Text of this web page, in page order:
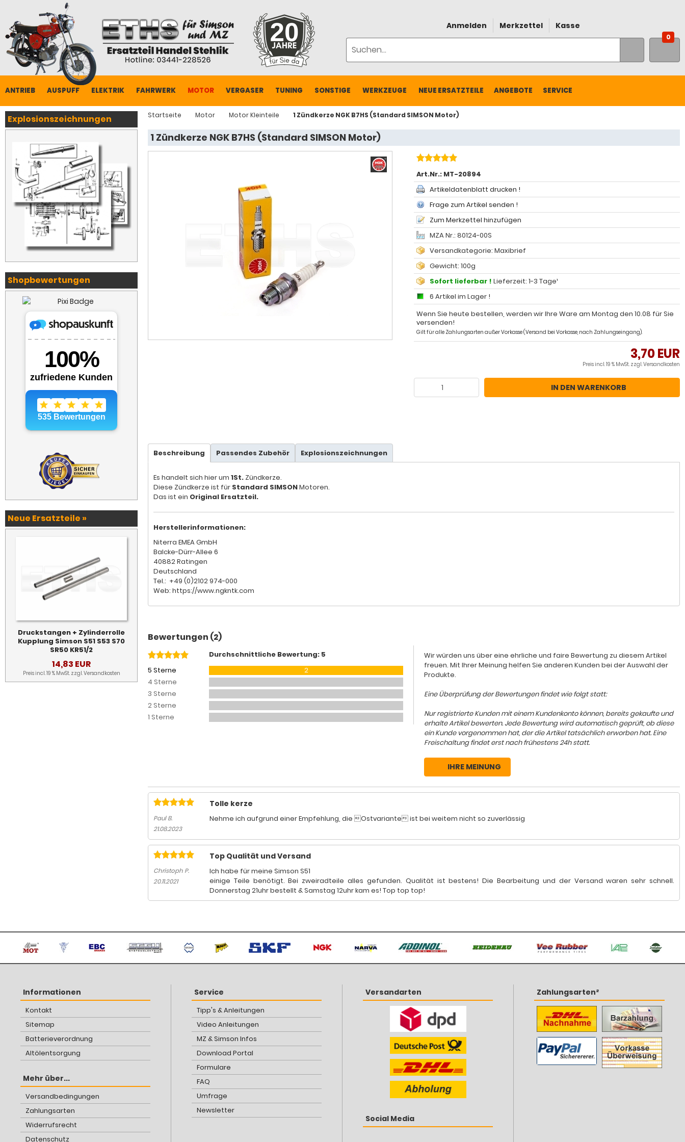
Anmelden Merkzettel Kasse
0
ANTRIEB AUSPUFF ELEKTRIK FAHRWERK MOTOR VERGASER TUNING SONSTIGE WERKZEUGE NEUE ERSATZTEILE ANGEBOTE SERVICE
Startseite Motor Motor Kleinteile 1 Zündkerze NGK B7HS (Standard SIMSON Motor)
1 Zündkerze NGK B7HS (Standard SIMSON Motor)
Art.Nr.: MT-20894
Artikeldatenblatt drucken !
Frage zum Artikel senden !
Zum Merkzettel hinzufügen
MZA Nr.: 80124-00S
Versandkategorie: Maxibrief
Gewicht: 100g
Sofort lieferbar ! Lieferzeit: 1-3 Tage¹
6 Artikel im Lager !
Wenn Sie heute bestellen, werden wir Ihre Ware am Montag den 10.08 für Sie
versenden!
Gilt für alle Zahlungsarten außer Vorkasse (Versand bei Vorkasse, nach Zahlungseingang).
3,70 EUR
Preis incl. 19 % MwSt. zzgl.Versandkosten
IN DEN WARENKORB
Beschreibung Passendes Zubehör Explosionszeichnungen
Es handelt sich hier um 1St. Zündkerze.
Diese Zündkerze ist für Standard SIMSONMotoren.
Das ist ein Original Ersatzteil.
Herstellerinformationen:
Niterra EMEA GmbH
Balcke-Dürr-Allee 6
40882 Ratingen
Deutschland
Tel.: +49 (0)2102 974-000
Web: https://www.ngkntk.com
Bewertungen (2)
Durchschnittliche Bewertung: 5
5 Sterne
2
4 Sterne
3 Sterne
2 Sterne
1 Sterne
Wir würden uns über eine ehrliche und faire Bewertung zu diesem Artikel
freuen. Mit Ihrer Meinung helfen Sie anderen Kunden bei der Auswahl der
Produkte.
Eine Überprüfung der Bewertungen findet wie folgt statt:
Nur registrierte Kunden mit einem Kundenkonto können, bereits gekaufte und
erhalte Artikel bewerten. Jede Bewertung wird automatisch geprüft, ob diese
ein Kunde vorgenommen hat, der die Artikel tatsächlich erworben hat. Eine
Freischaltung findet erst nach frühestens 24h statt.
IHRE MEINUNG
Paul B.
21.08.2023
Tolle kerze
Nehme ich aufgrund einer Empfehlung, die Ostvariante ist bei weitem nicht so zuverlässig
Christoph P.
20.11.2021
Top Qualität und Versand
Ich habe für meine Simson S51
einige Teile benötigt. Bei zweiradteile alles gefunden. Qualität ist bestens! Die Bearbeitung und der Versand waren sehr schnell.
Donnerstag 21uhr bestellt & Samstag 12uhr kam es! Top top top!
Explosionszeichnungen
Shopbewertungen
Neue Ersatzteile »
Druckstangen + Zylinderrolle
Kupplung Simson S51 S53 S70
SR50 KR51/2
14,83 EUR
Preis incl. 19 % MwSt. zzgl.Versandkosten
Informationen
Kontakt
Sitemap
Batterieverordnung
Altölentsorgung
Mehr über...
Versandbedingungen
Zahlungsarten
Widerrufsrecht
Datenschutz
Service
Tipp's & Anleitungen
Video Anleitungen
MZ & Simson Infos
Download Portal
Formulare
FAQ
Umfrage
Newsletter
Versandarten
Social Media
Zahlungsarten²